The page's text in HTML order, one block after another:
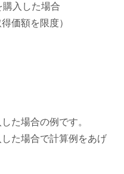
入した場合
価額を限度）
た場合の例です。
た場合で計算例をあげ